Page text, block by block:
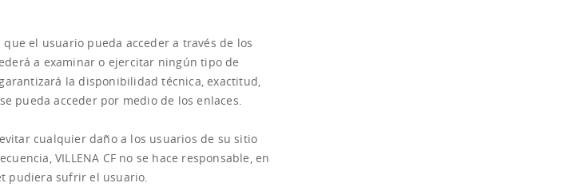
el usuario pueda acceder a través de los
a examinar o ejercitar ningún tipo de
la disponibilidad técnica, exactitud,
pueda acceder por medio de los enlaces.
cualquier daño a los usuarios de su sitio
VILLENA CF no se hace responsable, en
pudiera sufrir el usuario.